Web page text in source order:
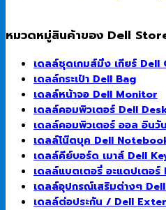
หมวดหมู่สินค้าของ Dell
เดลล์ชุดเกมส์มิ่ง เกียร์ Dell
เดลล์กระเป๋า Dell Bag
เดลล์หน้าจอ Dell Monitor
เดลล์คอมพิวเตอร์ Dell
เดลล์คอมพิวเตอร์ ออล อิน
เดลล์โน๊ตบุค Dell
เดลล์คีย์บอร์ด เมาส์ Dell
เดลล์แบตเตอรี่ อะแดปเตอ
เดลล์อุปกรณ์เสริมต่างๆ
เดลล์ต่อประกัน / Dell